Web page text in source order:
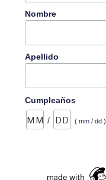
Nombre
Apellido
Cumpleaños
/ ( mm / dd )